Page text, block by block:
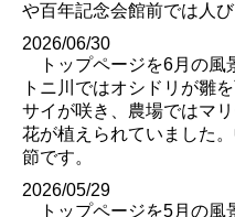
や百年記念会館前では人
2026/06/30
トップページを6月の風
トニ川ではオシドリが雛
サイが咲き、農場ではマ
花が植えられていました
節です。
2026/05/29
トップページを5月の風